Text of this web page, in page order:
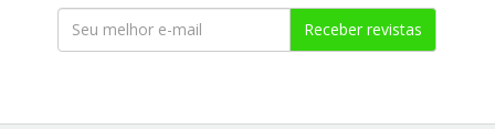
Receber revistas